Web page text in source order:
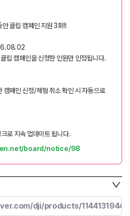
클립 캠페인 지원 3회!!
립 캠페인을 신청한 인원만 인정됩니다.
캠페인 신청/체험 취소 확인 시 자동으로
로 지속 업데이트 됩니다.
board/notice/98
dji/products/11441319445